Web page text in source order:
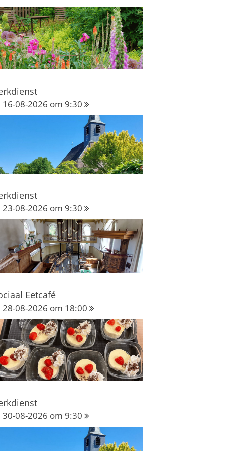
16-08-2026 om 9:30
23-08-2026 om 9:30
Eetcafé
28-08-2026 om 18:00
30-08-2026 om 9:30